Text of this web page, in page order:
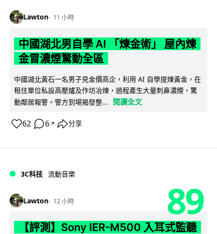
Lawton 11 小時
中國湖北男自學 AI 「煉金術」 屋內煉
金冒濃煙驚動全區
中國湖北黃石一名男子見金價高企，利用 AI 自學提煉黃金，在
租住單位私設高壓爐及作坊冶煉，過程產生大量刺鼻濃煙，驚
動鄰居報警。警方到場揭發整...
閱讀全文
62 6 ↗ 分享
3C科技 流動音樂
Lawton 12 小時 89
【評測】Sony IER-M500 入耳式監聽